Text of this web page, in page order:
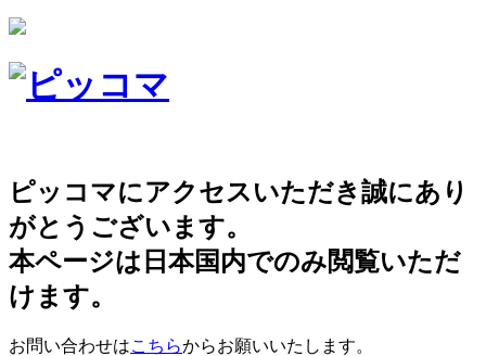
ピッコマにアクセスいただき誠にあり
がとうございます。
本ページは日本国内でのみ閲覧いただ
けます。
お問い合わせはこちらからお願いいたします。